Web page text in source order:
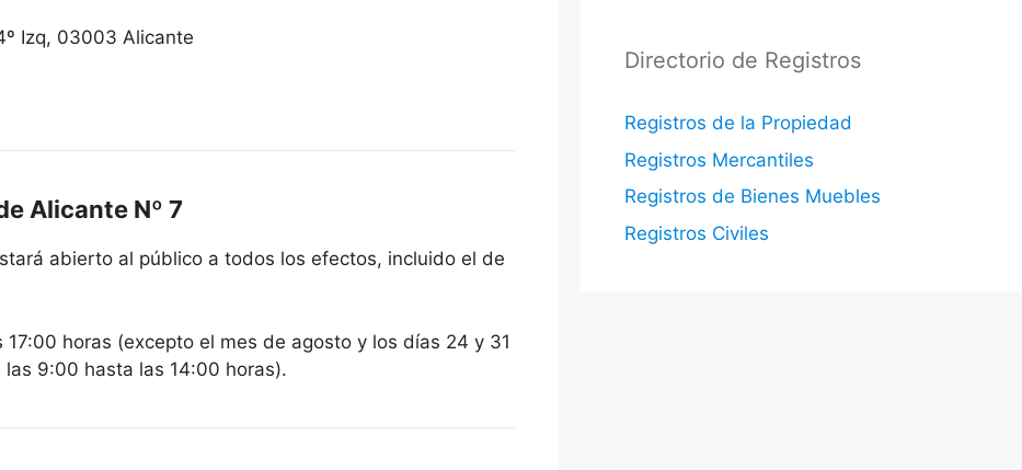
Izq, 03003 Alicante
Alicante Nº 7
abierto al público a todos los efectos, incluido el de
horas (excepto el mes de agosto y los días 24 y 31
9:00 hasta las 14:00 horas).
Directorio de Registros
Registros de la Propiedad
Registros Mercantiles
Registros de Bienes Muebles
Registros Civiles